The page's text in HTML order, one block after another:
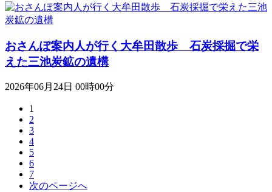
おさんぽ案内人が行く大牟田散歩 石炭採掘で栄
えた三池炭鉱の遺構
2026年06月24日 00時00分
1
2
3
4
5
6
7
次のページへ